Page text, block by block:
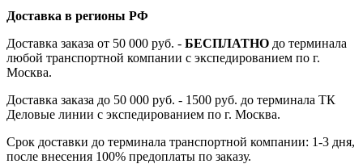
Доставка в регионы РФ
Доставка заказа от 50 000 руб. - БЕСПЛАТНО до терминала
любой транспортной компании с экспедированием по г.
Москва.
Доставка заказа до 50 000 руб. - 1500 руб. до терминала ТК
Деловые линии с экспедированием по г. Москва.
Срок доставки до терминала транспортной компании: 1-3 дня,
после внесения 100% предоплаты по заказу.